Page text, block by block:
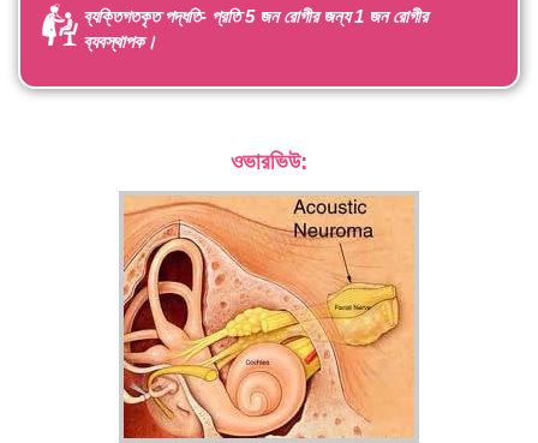
ব্যক্তিগতকৃত পদ্ধতি- প্রতি 5 জন রোগীর জন্য 1 জন রোগীর
ব্যবস্থাপক।
ওভারভিউ: